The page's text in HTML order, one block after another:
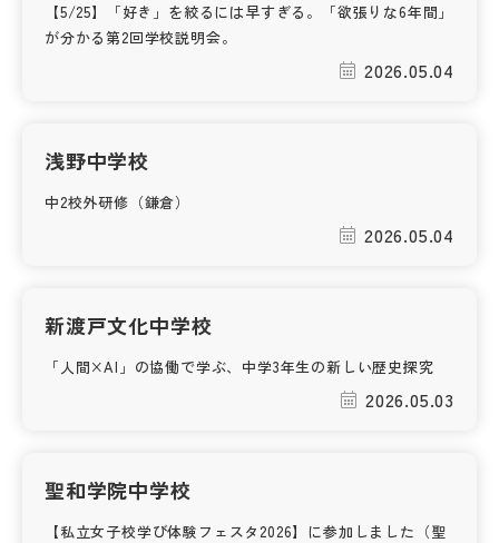
学校からのお知らせ
特集
お問い合わせ
サイトマップ
【5/25】「好き」を絞るには早すぎる。「欲張りな6年間」
が分かる第2回学校説明会。
2026.05.04
浅野中学校
中2校外研修（鎌倉）
2026.05.04
新渡戸文化中学校
「人間×AI」の協働で学ぶ、中学3年生の新しい歴史探究
2026.05.03
聖和学院中学校
【私立女子校学び体験フェスタ2026】に参加しました（聖